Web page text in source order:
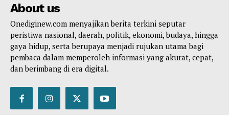
About us
Onediginew.com menyajikan berita terkini seputar
peristiwa nasional, daerah, politik, ekonomi, budaya, hingga
gaya hidup, serta berupaya menjadi rujukan utama bagi
pembaca dalam memperoleh informasi yang akurat, cepat,
dan berimbang di era digital.